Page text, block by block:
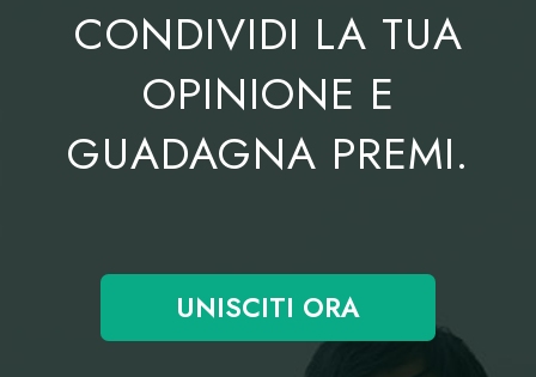
CONDIVIDI LA TUA
OPINIONE E
GUADAGNA PREMI.
UNISCITI ORA